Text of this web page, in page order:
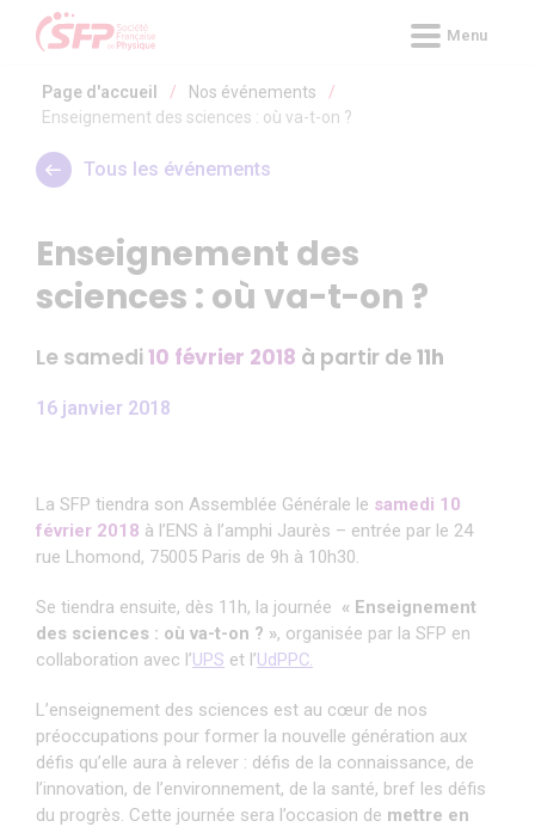
Panneau de gestion des cookies
Menu
Page d'accueil / Nos événements
/
Enseignement des sciences : où va-t-on ?
Tous les événements
Enseignement des
sciences : où va-t-on ?
Le samedi10 février 2018 à partir de11h
16 janvier 2018
La SFP tiendra son Assemblée Générale le samedi 10
février 2018 à l’ENS à l’amphi Jaurès – entrée par le 24
rue Lhomond, 75005 Paris de 9h à 10h30.
Se tiendra ensuite, dès 11h, la journée « Enseignement
des sciences : où va-t-on ? », organisée par la SFP en
collaboration avec l’UPS et l’UdPPC.
L’enseignement des sciences est au cœur de nos
préoccupations pour former la nouvelle génération aux
défis qu’elle aura à relever : défis de la connaissance, de
l’innovation, de l’environnement, de la santé, bref les défis
du progrès. Cette journée sera l’occasion de mettre en